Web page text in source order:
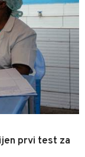
prvi test za